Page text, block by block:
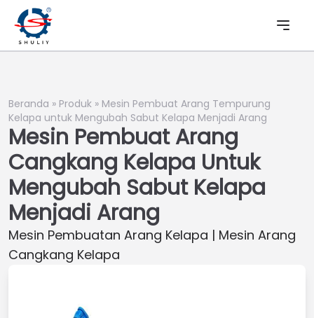
Beranda » Produk » Mesin Pembuat Arang Tempurung
Kelapa untuk Mengubah Sabut Kelapa Menjadi Arang
Mesin Pembuat Arang
Cangkang Kelapa Untuk
Mengubah Sabut Kelapa
Menjadi Arang
Mesin Pembuatan Arang Kelapa | Mesin Arang
Cangkang Kelapa